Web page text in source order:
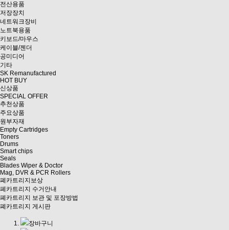
전산용품
저장장치
네트워크장비
노트북용품
키보드/마우스
케이블/젠더
공미디어
기타
SK Remanufactured
HOT BUY
신상품
SPECIAL OFFER
추천상품
주요상품
원부자재
Empty Cartridges
Toners
Drums
Smart chips
Seals
Blades Wiper & Doctor
Mag, DVR & PCR Rollers
폐카트리지보상
폐카트리지 수거안내
폐카트리지 보관 및 포장방법
폐카트리지 게시판
장바구니